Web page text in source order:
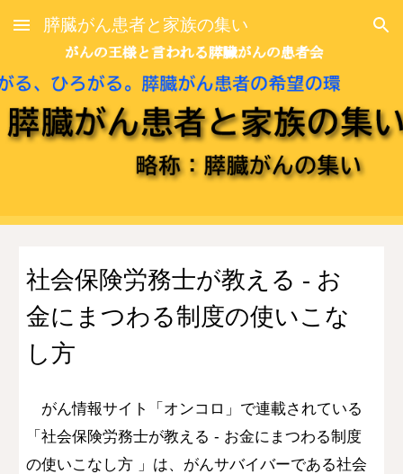
Skip to main content Skip to navigation
膵臓がん患者と家族の集い
社会保険労務士が教える ‐ お
金にまつわる制度の使いこな
し方
がん情報サイト「オンコロ」で連載されている
「社会保険労務士が教える - お金にまつわる制度
の使いこなし方 」は、がんサバイバーである社会